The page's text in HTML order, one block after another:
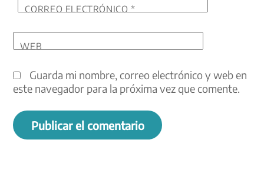
CORREO ELECTRÓNICO*
WEB
Guarda mi nombre, correo electrónico y web en
este navegador para la próxima vez que comente.